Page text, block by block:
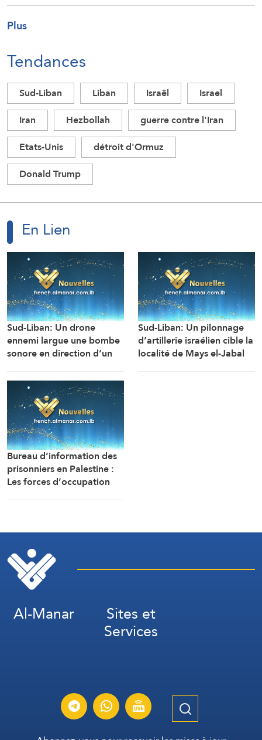
Plus
Tendances
Sud-Liban Liban Israël
Israel
Iran
Hezbollah
guerre contre l'Iran
Etats-Unis
détroit d'Ormuz
Donald Trump
En Lien
Sud-Liban: Un drone
ennemi largue une bombe
sonore en direction d’un
l’armée libanaise alors
qu’il travaillait à
l’ouverture de la route de
la localité d’Al-Mansouri
(Correspondant d’Al-
Manar)
Sud-Liban: Un pilonnage
d’artillerie israélien cible la
localité de Mays el-Jabal
Bureau d’information des
prisonniers en Palestine :
Les forces d’occupation
centres de détention et
d’interrogatoire après
avoir libéré la majorité des
détenus.
Al-Manar Sites et
Services